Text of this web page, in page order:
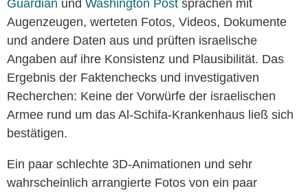
Guardian und Washington Post sprachen mit
Augenzeugen, werteten Fotos, Videos, Dokumente
und andere Daten aus und prüften israelische
Angaben auf ihre Konsistenz und Plausibilität. Das
Ergebnis der Faktenchecks und investigativen
Recherchen: Keine der Vorwürfe der israelischen
Armee rund um das Al-Schifa-Krankenhaus ließ sich
bestätigen.
Ein paar schlechte 3D-Animationen und sehr
wahrscheinlich arrangierte Fotos von ein paar